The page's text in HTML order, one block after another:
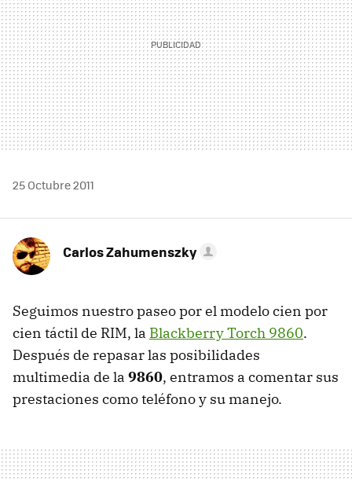
25 Octubre 2011
Carlos Zahumenszky
Seguimos nuestro paseo por el modelo cien por
cien táctil de RIM, la Blackberry Torch 9860.
Después de repasar las posibilidades
multimedia de la 9860, entramos a comentar sus
prestaciones como teléfono y su manejo.